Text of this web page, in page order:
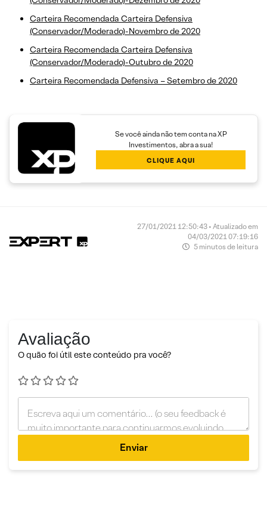
Carteira Recomendada Carteira Defensiva
(Conservador/Moderado)-Novembro de 2020
Carteira Recomendada Carteira Defensiva
(Conservador/Moderado)-Outubro de 2020
Carteira Recomendada Defensiva – Setembro de 2020
Se você ainda não tem conta na XP
Investimentos, abra a sua!
CLIQUE AQUI
27/01/2021 12:50:43 • Atualizado em
04/03/2021 07:19:16
5 minutos de leitura
Avaliação
O quão foi útil este conteúdo pra você?
Enviar